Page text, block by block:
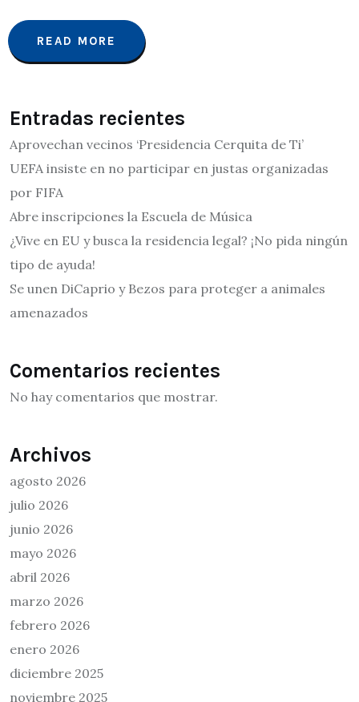
READ MORE
Entradas recientes
Aprovechan vecinos ‘Presidencia Cerquita de Ti’
UEFA insiste en no participar en justas organizadas
por FIFA
Abre inscripciones la Escuela de Música
¿Vive en EU y busca la residencia legal? ¡No pida ningún
tipo de ayuda!
Se unen DiCaprio y Bezos para proteger a animales
amenazados
Comentarios recientes
No hay comentarios que mostrar.
Archivos
agosto 2026
julio 2026
junio 2026
mayo 2026
abril 2026
marzo 2026
febrero 2026
enero 2026
diciembre 2025
noviembre 2025